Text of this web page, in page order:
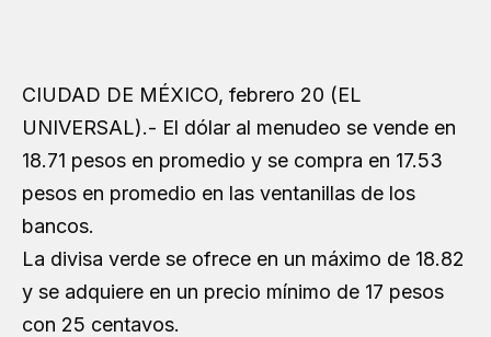
CIUDAD DE MÉXICO, febrero 20 (EL
UNIVERSAL).- El dólar al menudeo se vende en
18.71 pesos en promedio y se compra en 17.53
pesos en promedio en las ventanillas de los
bancos.
La divisa verde se ofrece en un máximo de 18.82
y se adquiere en un precio mínimo de 17 pesos
con 25 centavos.